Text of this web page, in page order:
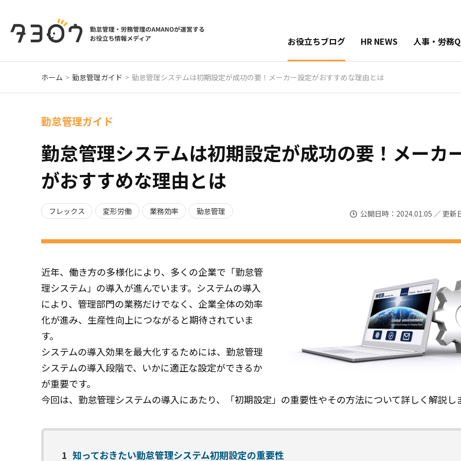
お役立ちブログ HR NEWS 人事・労務
ホーム 勤怠管理ガイド 勤怠管理システムは初期設定が成功の要！メーカー設定がおすすめな理由とは
勤怠管理ガイド
勤怠管理システムは初期設定が成功の要！メーカ
がおすすめな理由とは
フレックス 変形労働 業務効率 勤怠管理 公開日時：2024.01.05 ／ 更新
近年、働き方の多様化により、多くの企業で「勤怠管
理システム」の導入が進んでいます。システムの導入
により、管理部門の業務だけでなく、企業全体の効率
化が進み、生産性向上につながると期待されていま
す。
システムの導入効果を最大化するためには、勤怠管理
システムの導入段階で、いかに適正な設定ができるか
が重要です。
今回は、勤怠管理システムの導入にあたり、「初期設定」の重要性やその方法について詳しく解説し
1 知っておきたい勤怠管理システム初期設定の重要性